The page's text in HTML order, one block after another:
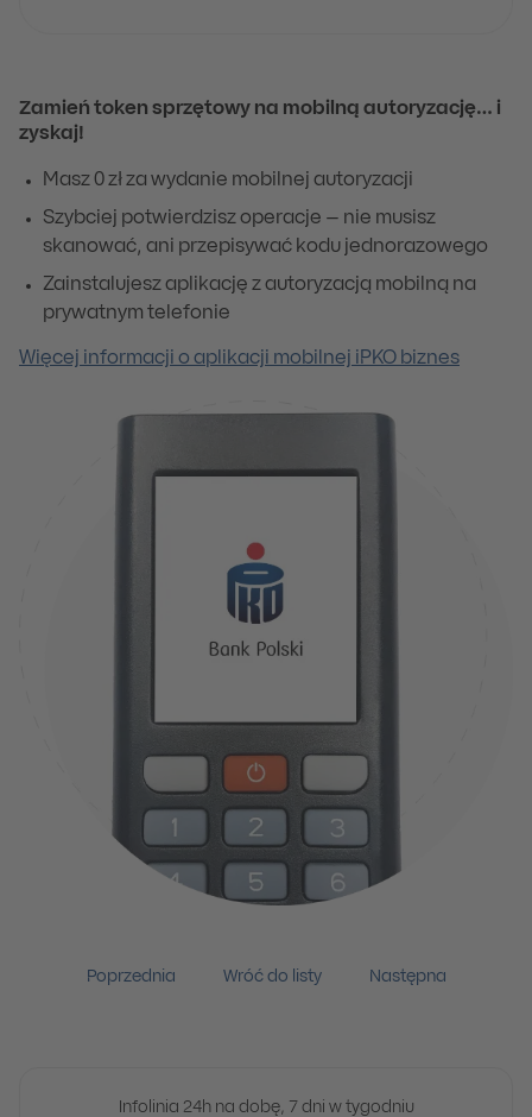
Zamień token sprzętowy na mobilną autoryzację… i
zyskaj!
Masz 0 zł za wydanie mobilnej autoryzacji
Szybciej potwierdzisz operacje – nie musisz
skanować, ani przepisywać kodu jednorazowego
Zainstalujesz aplikację z autoryzacją mobilną na
prywatnym telefonie
Więcej informacji o aplikacji mobilnej iPKO biznes
Poprzednia Wróć do listy Następna
Infolinia 24h na dobę, 7 dni w tygodniu